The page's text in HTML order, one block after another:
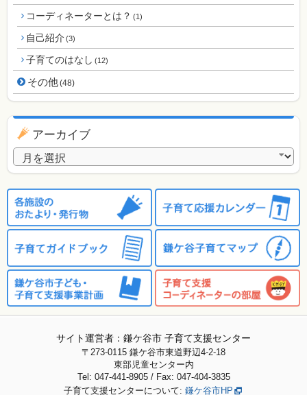
コーディネーターとは？ (1)
自己紹介 (3)
子育てのはなし (12)
その他(48)
アーカイブ
アーカイブ
サイト運営者：鎌ケ谷市 子育て支援センター
〒273-0115 鎌ケ谷市東道野辺4-2-18
東部児童センター内
Tel: 047-441-8905 / Fax: 047-404-3835
子育て支援センターについて: 鎌ケ谷市HP